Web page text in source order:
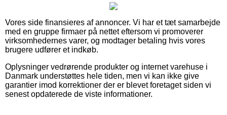
Vores side finansieres af annoncer. Vi har et tæt samarbejde
med en gruppe firmaer på nettet eftersom vi promoverer
virksomhedernes varer, og modtager betaling hvis vores
brugere udfører et indkøb.
Oplysninger vedrørende produkter og internet varehuse i
Danmark understøttes hele tiden, men vi kan ikke give
garantier imod korrektioner der er blevet foretaget siden vi
senest opdaterede de viste informationer.